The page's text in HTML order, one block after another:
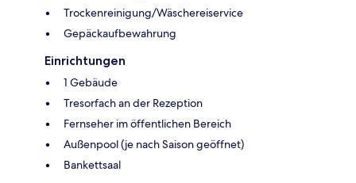
Trockenreinigung/Wäschereiservice
Gepäckaufbewahrung
Einrichtungen
1 Gebäude
Tresorfach an der Rezeption
Fernseher im öffentlichen Bereich
Außenpool (je nach Saison geöffnet)
Bankettsaal